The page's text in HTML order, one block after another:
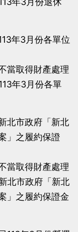
年3月份各單位
當取得財產處理
年3月份各單
北市政府「新北
」之履約保證
當取得財產處理
北市政府「新北
」之履約保證金